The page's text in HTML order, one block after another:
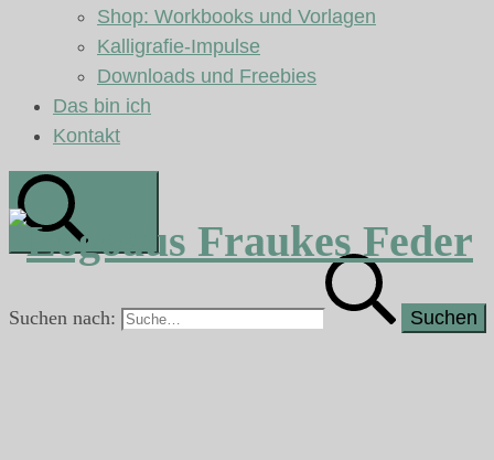
Shop: Workbooks und Vorlagen
Kalligrafie-Impulse
Downloads und Freebies
Das bin ich
Kontakt
Suchen nach:
aus Fraukes Feder